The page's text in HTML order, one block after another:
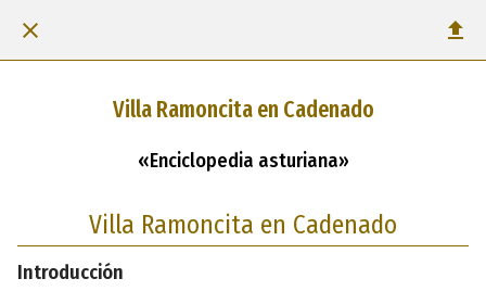
Villa Ramoncita en Cadenado
«Enciclopedia asturiana»
Villa Ramoncita en Cadenado
Introducción